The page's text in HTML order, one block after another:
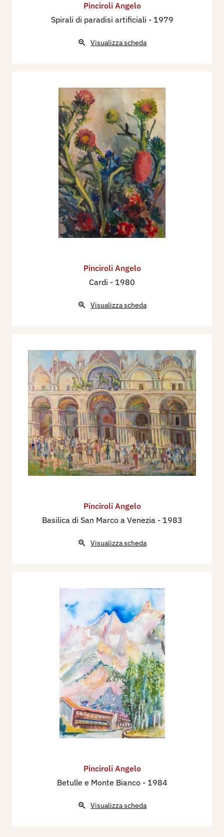
Pinciroli Angelo
Spirali di paradisi artificiali - 1979
Visualizza scheda
Pinciroli Angelo
Cardi - 1980
Visualizza scheda
Pinciroli Angelo
Basilica di San Marco a Venezia - 1983
Visualizza scheda
Pinciroli Angelo
Betulle e Monte Bianco - 1984
Visualizza scheda